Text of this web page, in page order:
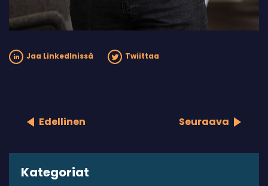
Jaa LinkedInissä Twiittaa
Edellinen Seuraava
Kategoriat